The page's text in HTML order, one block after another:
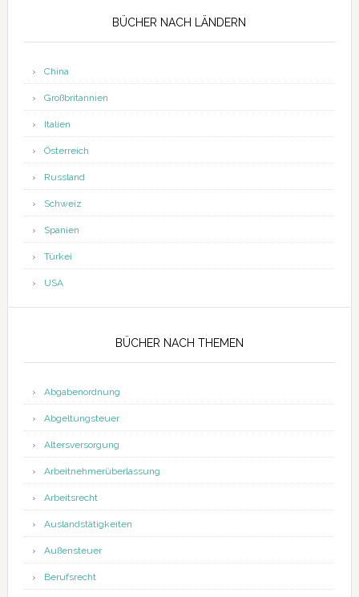
BÜCHER NACH LÄNDERN
China
Großbritannien
Italien
Österreich
Russland
Schweiz
Spanien
Türkei
USA
BÜCHER NACH THEMEN
Abgabenordnung
Abgeltungsteuer
Altersversorgung
Arbeitnehmerüberlassung
Arbeitsrecht
Auslandstätigkeiten
Außensteuer
Berufsrecht